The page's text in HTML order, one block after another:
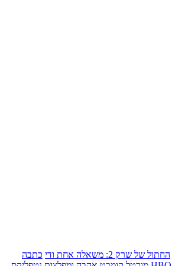
החתול של שרק 2: משאלה אחת ודי
כתבה